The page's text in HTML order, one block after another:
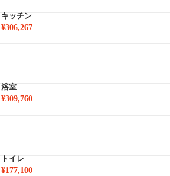
キッチン
¥306,267
浴室
¥309,760
トイレ
¥177,100